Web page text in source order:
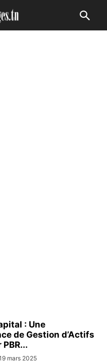
: Une
de Gestion d’Actifs
mars 2025